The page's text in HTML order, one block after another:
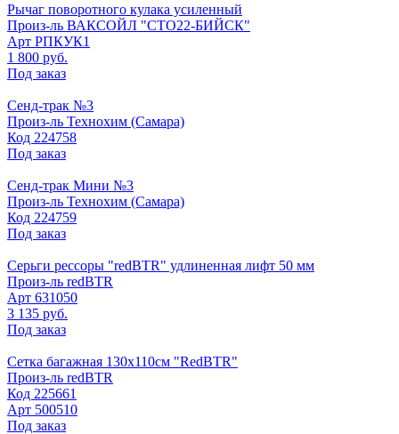
Рычаг поворотного кулака усиленный
Произ-ль ВАКСОЙЛ "СТО22-БИЙСК"
Арт РПКУК1
1 800 руб.
Под заказ
Сенд-трак №3
Произ-ль Технохим (Самара)
Код 224758
Под заказ
Сенд-трак Мини №3
Произ-ль Технохим (Самара)
Код 224759
Под заказ
Серьги рессоры "redBTR" удлиненная лифт 50 мм
Произ-ль redBTR
Арт 631050
3 135 руб.
Под заказ
Сетка багажная 130х110см "RedBTR"
Произ-ль redBTR
Код 225661
Арт 500510
Под заказ